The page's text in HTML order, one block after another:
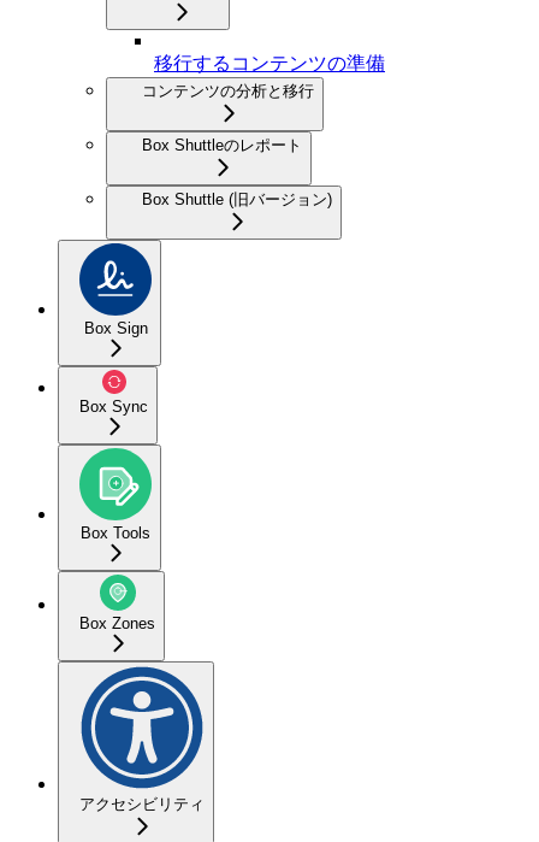
移行するコンテンツの準備
コンテンツの分析と移行
Box Shuttleのレポート
Box Shuttle (旧バージョン)
Box Sign
Box Sync
Box Tools
Box Zones
アクセシビリティ